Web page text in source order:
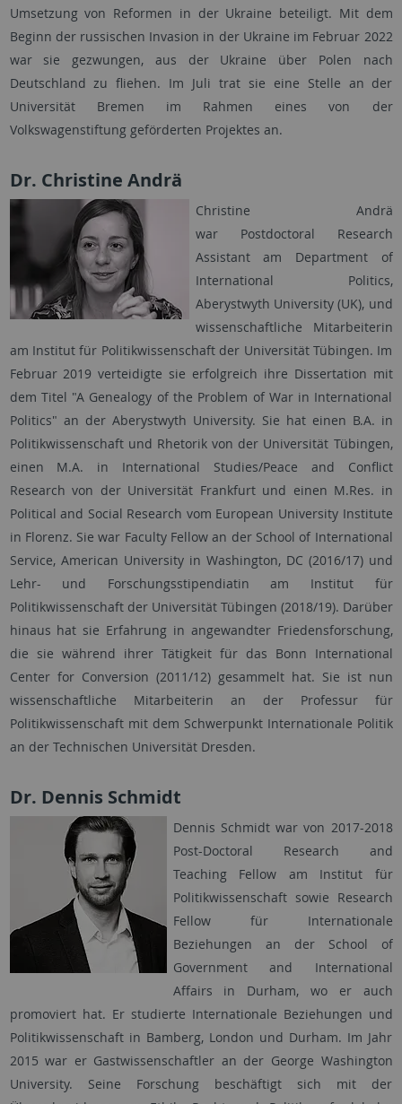
Umsetzung von Reformen in der Ukraine beteiligt. Mit dem
Beginn der russischen Invasion in der Ukraine im Februar 2022
war sie gezwungen, aus der Ukraine über Polen nach
Deutschland zu fliehen. Im Juli trat sie eine Stelle an der
Universität Bremen im Rahmen eines von der
Volkswagenstiftung geförderten Projektes an.
Dr. Christine Andrä
Christine Andrä
war Postdoctoral Research
Assistant am Department of
International Politics,
Aberystwyth University (UK), und
wissenschaftliche Mitarbeiterin
am Institut für Politikwissenschaft der Universität Tübingen. Im
Februar 2019 verteidigte sie erfolgreich ihre Dissertation mit
dem Titel "A Genealogy of the Problem of War in International
Politics" an der Aberystwyth University. Sie hat einen B.A. in
Politikwissenschaft und Rhetorik von der Universität Tübingen,
einen M.A. in International Studies/Peace and Conflict
Research von der Universität Frankfurt und einen M.Res. in
Political and Social Research vom European University Institute
in Florenz. Sie war Faculty Fellow an der School of International
Service, American University in Washington, DC (2016/17) und
Lehr- und Forschungsstipendiatin am Institut für
Politikwissenschaft der Universität Tübingen (2018/19). Darüber
hinaus hat sie Erfahrung in angewandter Friedensforschung,
die sie während ihrer Tätigkeit für das Bonn International
Center for Conversion (2011/12) gesammelt hat. Sie ist nun
wissenschaftliche Mitarbeiterin an der Professur für
Politikwissenschaft mit dem Schwerpunkt Internationale Politik
an der Technischen Universität Dresden.
Dr. Dennis Schmidt
Dennis Schmidt war von 2017-2018
Post-Doctoral Research and
Teaching Fellow am Institut für
Politikwissenschaft sowie Research
Fellow für Internationale
Beziehungen an der School of
Government and International
Affairs in Durham, wo er auch
promoviert hat. Er studierte Internationale Beziehungen und
Politikwissenschaft in Bamberg, London und Durham. Im Jahr
2015 war er Gastwissenschaftler an der George Washington
University. Seine Forschung beschäftigt sich mit der